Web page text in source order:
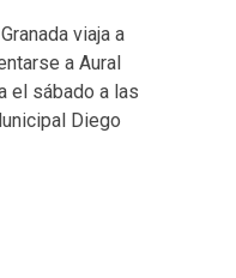
viaja a
a Aural
el sábado a las
Diego